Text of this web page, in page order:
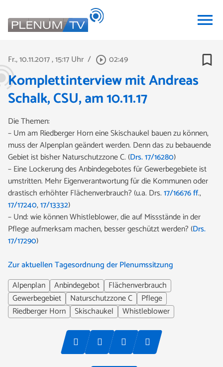
menu
Fr., 10.11.2017, 15:17 Uhr / play_circle_outline 02:49 bookmark_border
Komplettinterview mit Andreas
Schalk, CSU, am 10.11.17
Die Themen:
– Um am Riedberger Horn eine Skischaukel bauen zu können,
muss der Alpenplan geändert werden. Denn das zu bebauende
Gebiet ist bisher Naturschutzzone C. (Drs. 17/16280)
– Eine Lockerung des Anbindegebotes für Gewerbegebiete ist
umstritten. Mehr Eigenverantwortung für die Kommunen oder
drastisch erhöhter Flächenverbrauch? (u.a. Drs.17/16676 ff.,
17/17240,17/13332)
– Und: wie können Whistleblower, die auf Missstände in der
Pflege aufmerksam machen, besser geschützt werden? (Drs.
17/17290)
Zur aktuellen Tagesordnung der Plenumssitzung
Alpenplan
Anbindegebot
Flächenverbrauch
Gewerbegebiet
Naturschutzzone C
Pflege
Riedberger Horn
Skischaukel Whistleblower